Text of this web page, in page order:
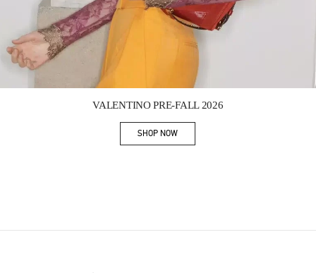
VALENTINO PRE-FALL 2026
SHOP NOWLink Opens in New Tab